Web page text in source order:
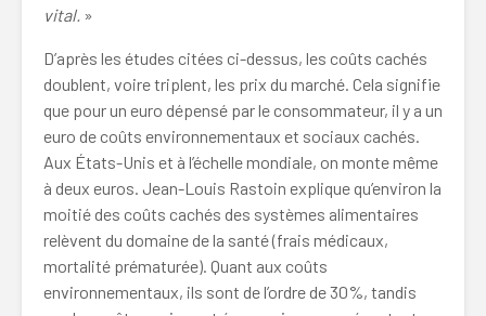
vital. »
D’après les études citées ci-dessus, les coûts cachés
doublent, voire triplent, les prix du marché. Cela signifie
que pour un euro dépensé par le consommateur, il y a un
euro de coûts environnementaux et sociaux cachés.
Aux États-Unis et à l’échelle mondiale, on monte même
à deux euros. Jean-Louis Rastoin explique qu’environ la
moitié des coûts cachés des systèmes alimentaires
relèvent du domaine de la santé (frais médicaux,
mortalité prématurée). Quant aux coûts
environnementaux, ils sont de l’ordre de 30%, tandis